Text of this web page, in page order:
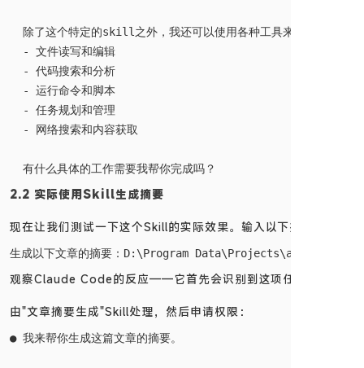
除了这个特定的skill之外，我还可以使用各种工具来帮助你完成
  - 文件读写和编辑
  - 代码搜索和分析
  - 运行命令和脚本
  - 任务规划和管理
  - 网络搜索和内容获取
2.2 实际使用Skill生成摘要
现在让我们测试一下这个Skill的实际效果。输入以下指令：
观察Claude Code的反应——它首先会识别到这项任务应该
由"文章摘要生成"Skill处理，然后申请权限：
● 我来帮你生成这篇文章的摘要。